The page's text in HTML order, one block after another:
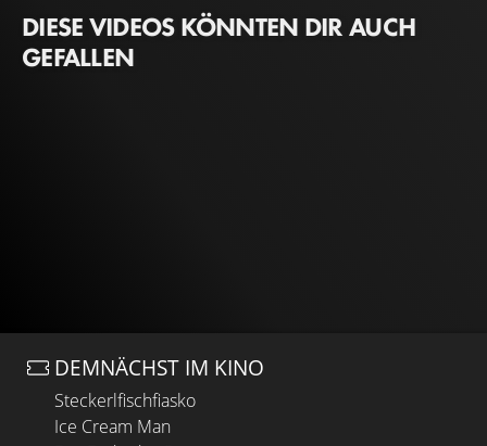
DIESE VIDEOS KÖNNTEN DIR AUCH
GEFALLEN
DEMNÄCHST IM KINO
Steckerlfischfiasko
Ice Cream Man